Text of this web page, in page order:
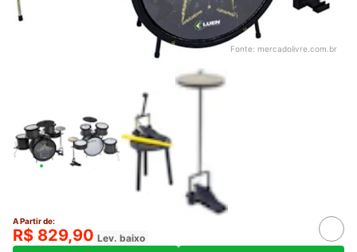
Fonte: mercadolivre.com.br
A Partir de:
R$ 829,90 Lev. baixo